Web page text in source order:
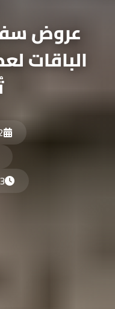
عروض
الباقات
3 دقائق قراءة